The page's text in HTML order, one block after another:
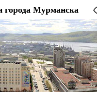
города Мурманска